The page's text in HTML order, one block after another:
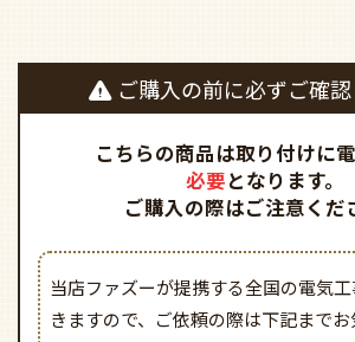
こちらの商品は取り付けに電
必要となります。
ご購入の際はご注意くだ
当店ファズーが提携する全国の電気